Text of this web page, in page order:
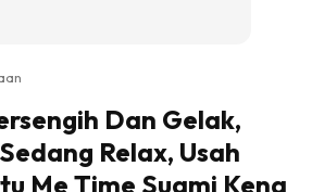
Dan Gelak,
Relax, Usah
Me Time Suami Kena